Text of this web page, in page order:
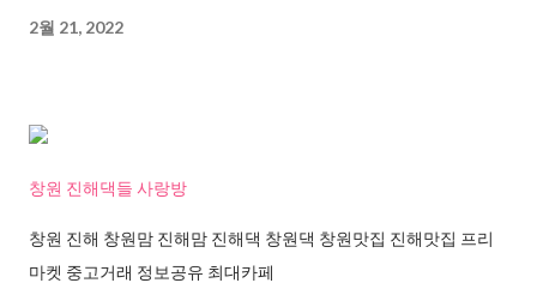
2월 21, 2022
창원 진해댁들 사랑방
창원 진해 창원맘 진해맘 진해댁 창원댁 창원맛집 진해맛집 프리
마켓 중고거래 정보공유 최대카페